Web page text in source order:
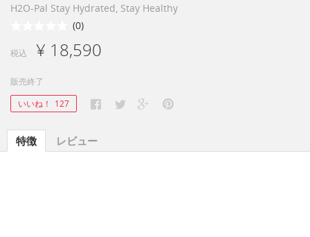
H2O-Pal Stay Hydrated, Stay Healthy
(0)
税込 ¥ 18,590
販売終了
いいね！
127
特徴 レビュー